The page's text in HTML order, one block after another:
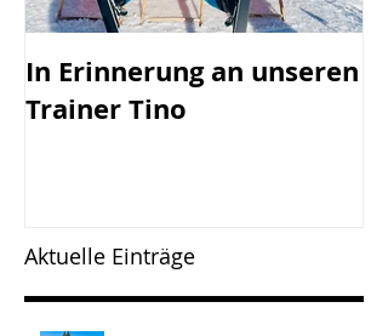
In Erinnerung an unseren
Trainer Tino
Aktuelle Einträge